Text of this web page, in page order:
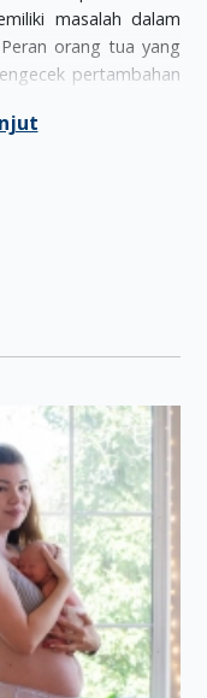
masalah dalam
orang tua yang
pertambahan
proses tersebut,
bisa melihat dari
kemampuan
kemampuan dalam
sebuah perintah.
sosial seorang
dari sejauh mana
diri serta
tingkah laku
Misalnya saja, Moms
dengan teman